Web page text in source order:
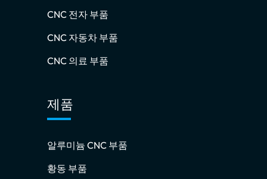
CNC 전자 부품
CNC 자동차 부품
CNC 의료 부품
제품
알루미늄 CNC 부품
황동 부품